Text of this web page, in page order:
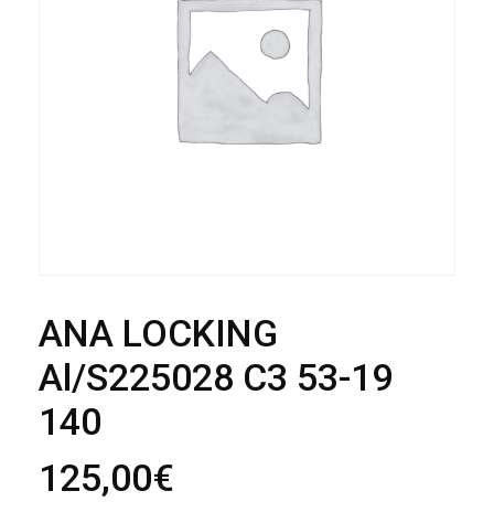
ANA LOCKING
Al/S225028 C3 53-19
140
125,00€